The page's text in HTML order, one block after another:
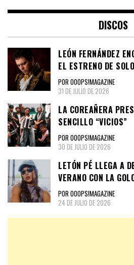
DISCOS
LEÓN FERNÁNDEZ
EL ESTRENO DE
POR OOOPS!MAGAZINE
31 DE JULIO DE 2026
LA COREAÑERA
SENCILLO “VICIOS”
POR OOOPS!MAGAZINE
30 DE JULIO DE 2026
LETÓN PÉ LLEGA A
VERANO CON LA
POR OOOPS!MAGAZINE
24 DE JULIO DE 2026